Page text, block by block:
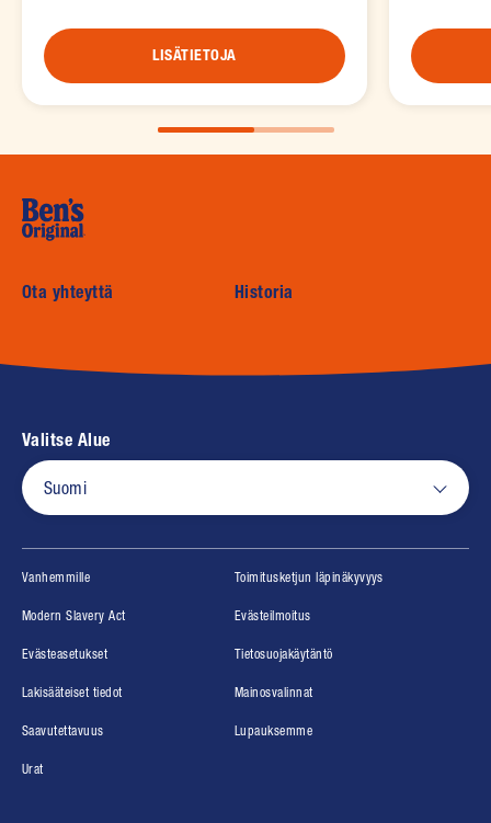
LISÄTIETOJA
Ota yhteyttä Historia
Vanhemmille(opens in new window) Toimitusketjun läpinäkyvyys(opens in new
Modern Slavery Act(opens in new window)Evästeilmoitus(opens in new window)
Evästeasetukset Tietosuojakäytäntö(opens in new window)
Lakisääteiset tiedot(opens in new window)Mainosvalinnat(opens in new window)
Saavutettavuus(opens in new window) Lupauksemme(opens in new window)
Urat(opens in new window)
Valitse Alue
Suomi